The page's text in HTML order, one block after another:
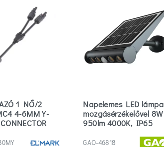
1 NŐ/2
4-6MM Y-
Napelemes LED lámpa
mozgásérzékelővel 8W
950lm 4000K, IP65
GAO-46818